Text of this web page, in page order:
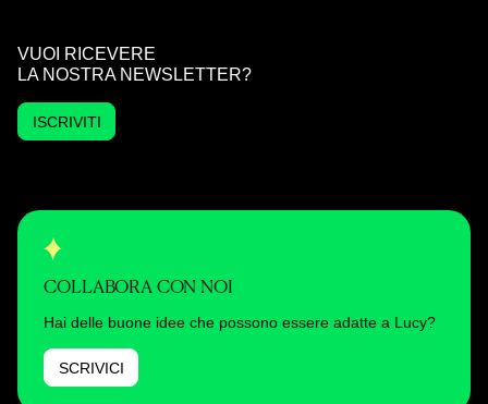
VUOI RICEVERE
LA NOSTRA NEWSLETTER?
ISCRIVITI
COLLABORA CON NOI
Hai delle buone idee che possono essere adatte a Lucy?
SCRIVICI